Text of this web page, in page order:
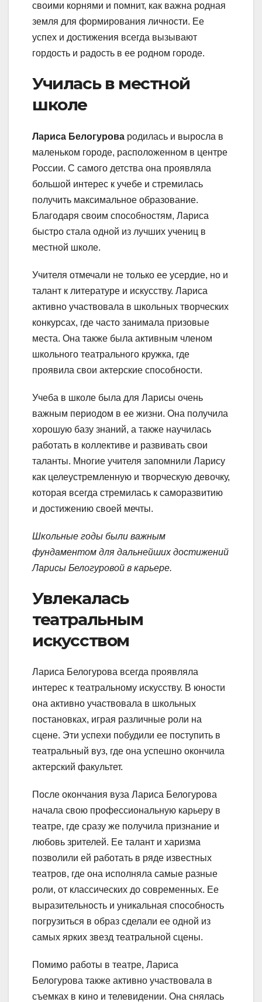
своими корнями и помнит, как важна родная
земля для формирования личности. Ее
успех и достижения всегда вызывают
гордость и радость в ее родном городе.
Училась в местной
школе
Лариса Белогурова родилась и выросла в
маленьком городе, расположенном в центре
России. С самого детства она проявляла
большой интерес к учебе и стремилась
получить максимальное образование.
Благодаря своим способностям, Лариса
быстро стала одной из лучших учениц в
местной школе.
Учителя отмечали не только ее усердие, но и
талант к литературе и искусству. Лариса
активно участвовала в школьных творческих
конкурсах, где часто занимала призовые
места. Она также была активным членом
школьного театрального кружка, где
проявила свои актерские способности.
Учеба в школе была для Ларисы очень
важным периодом в ее жизни. Она получила
хорошую базу знаний, а также научилась
работать в коллективе и развивать свои
таланты. Многие учителя запомнили Ларису
как целеустремленную и творческую девочку,
которая всегда стремилась к саморазвитию
и достижению своей мечты.
Школьные годы были важным
фундаментом для дальнейших достижений
Ларисы Белогуровой в карьере.
Увлекалась
театральным
искусством
Лариса Белогурова всегда проявляла
интерес к театральному искусству. В юности
она активно участвовала в школьных
постановках, играя различные роли на
сцене. Эти успехи побудили ее поступить в
театральный вуз, где она успешно окончила
актерский факультет.
После окончания вуза Лариса Белогурова
начала свою профессиональную карьеру в
театре, где сразу же получила признание и
любовь зрителей. Ее талант и харизма
позволили ей работать в ряде известных
театров, где она исполняла самые разные
роли, от классических до современных. Ее
выразительность и уникальная способность
погрузиться в образ сделали ее одной из
самых ярких звезд театральной сцены.
Помимо работы в театре, Лариса
Белогурова также активно участвовала в
съемках в кино и телевидении. Она снялась